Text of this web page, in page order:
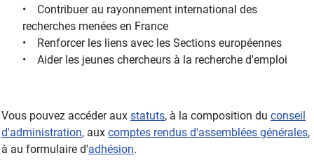
• Contribuer au rayonnement international des
recherches menées en France
• Renforcer les liens avec les Sections européennes
• Aider les jeunes chercheurs à la recherche d'emploi
Vous pouvez accéder aux statuts, à la composition du conseil
d'administration, aux comptes rendus d'assemblées générales,
à au formulaire d'adhésion.